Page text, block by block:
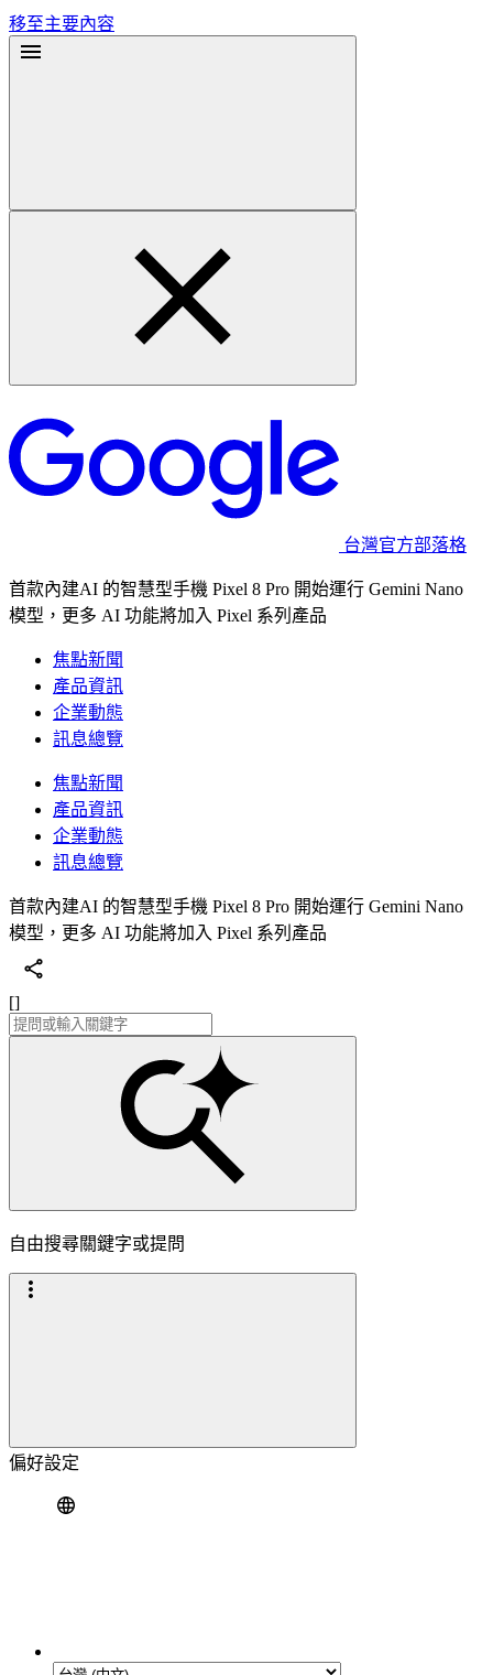
移至主要內容
台灣官方部落格
首款內建AI 的智慧型手機 Pixel 8 Pro 開始運行 Gemini Nano
模型，更多 AI 功能將加入 Pixel 系列產品
焦點新聞
產品資訊
企業動態
訊息總覽
焦點新聞
產品資訊
企業動態
訊息總覽
首款內建AI 的智慧型手機 Pixel 8 Pro 開始運行 Gemini Nano
模型，更多 AI 功能將加入 Pixel 系列產品
[]
自由搜尋關鍵字或提問
偏好設定